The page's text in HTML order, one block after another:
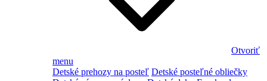
Otvoriť
menu
Detské prehozy na posteľ Detské posteľné obliečky